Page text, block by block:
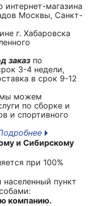
интернет-магазина
Москвы, Санкт-
г. Хабаровска
заказ по
3-4 недели,
в срок 9-12
мы можем
по сборке и
и спортивного
и Сибирскому
при 100%
пункт
компанию.